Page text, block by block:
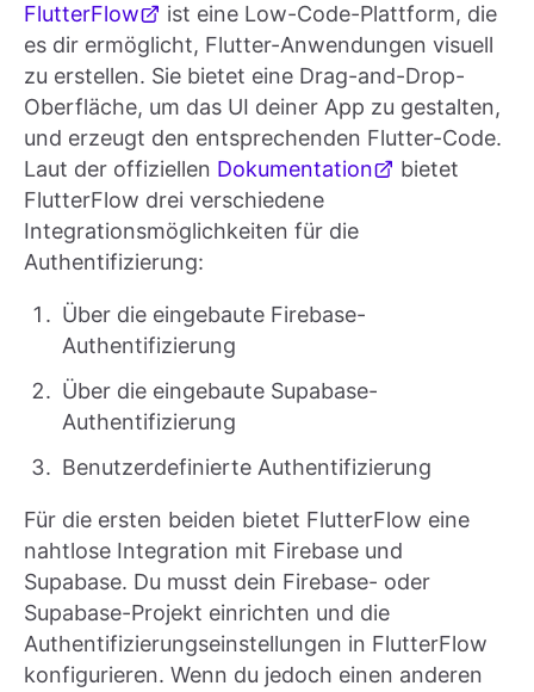
FlutterFlow
ist eine Low-Code-Plattform, die
es dir ermöglicht, Flutter-Anwendungen visuell
zu erstellen. Sie bietet eine Drag-and-Drop-
Oberfläche, um das UI deiner App zu gestalten,
und erzeugt den entsprechenden Flutter-Code.
Laut der offiziellen Dokumentation
bietet
FlutterFlow drei verschiedene
Integrationsmöglichkeiten für die
Authentifizierung:
Über die eingebaute Firebase-
Authentifizierung
Über die eingebaute Supabase-
Authentifizierung
Benutzerdefinierte Authentifizierung
Für die ersten beiden bietet FlutterFlow eine
nahtlose Integration mit Firebase und
Supabase. Du musst dein Firebase- oder
Supabase-Projekt einrichten und die
Authentifizierungseinstellungen in FlutterFlow
konfigurieren. Wenn du jedoch einen anderen